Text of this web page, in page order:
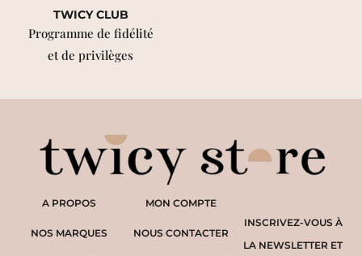
TWICY CLUB
Programme de fidélité
et de privilèges
A PROPOS
NOS MARQUES
INSCRIVEZ-VOUS À
LA NEWSLETTER ET
MON COMPTE
NOUS CONTACTER